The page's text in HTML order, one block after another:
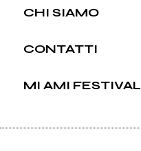
CHI SIAMO
CONTATTI
MI AMI FESTIVAL